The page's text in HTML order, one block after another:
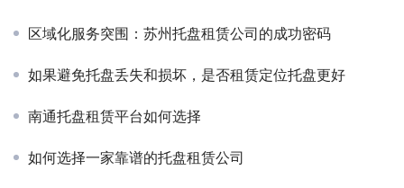
区域化服务突围：苏州托盘租赁公司的成功密码
如果避免托盘丢失和损坏，是否租赁定位托盘更好
南通托盘租赁平台如何选择
如何选择一家靠谱的托盘租赁公司